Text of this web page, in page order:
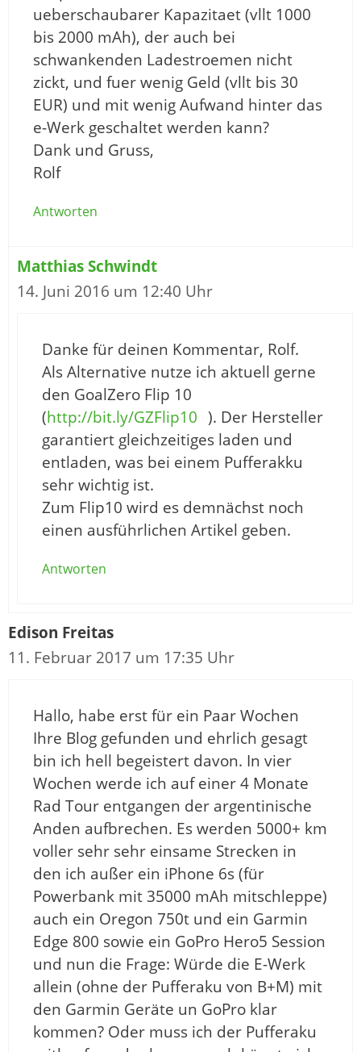
ueberschaubarer Kapazitaet (vllt 1000
bis 2000 mAh), der auch bei
schwankenden Ladestroemen nicht
zickt, und fuer wenig Geld (vllt bis 30
EUR) und mit wenig Aufwand hinter das
e-Werk geschaltet werden kann?
Dank und Gruss,
Rolf
Antworten
Matthias Schwindt
14. Juni 2016 um 12:40 Uhr
Danke für deinen Kommentar, Rolf.
Als Alternative nutze ich aktuell gerne
den GoalZero Flip 10
(http://bit.ly/GZFlip10 ). Der Hersteller
garantiert gleichzeitiges laden und
entladen, was bei einem Pufferakku
sehr wichtig ist.
Zum Flip10 wird es demnächst noch
einen ausführlichen Artikel geben.
Antworten
Edison Freitas
11. Februar 2017 um 17:35 Uhr
Hallo, habe erst für ein Paar Wochen
Ihre Blog gefunden und ehrlich gesagt
bin ich hell begeistert davon. In vier
Wochen werde ich auf einer 4 Monate
Rad Tour entgangen der argentinische
Anden aufbrechen. Es werden 5000+ km
voller sehr sehr einsame Strecken in
den ich außer ein iPhone 6s (für
Powerbank mit 35000 mAh mitschleppe)
auch ein Oregon 750t und ein Garmin
Edge 800 sowie ein GoPro Hero5 Session
und nun die Frage: Würde die E-Werk
allein (ohne der Pufferaku von B+M) mit
den Garmin Geräte un GoPro klar
kommen? Oder muss ich der Pufferaku